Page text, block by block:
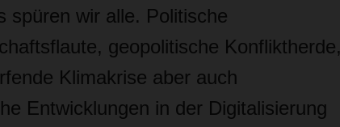
spüren wir alle. Politische
geopolitische Konfliktherde,
Klimakrise aber auch
Entwicklungen in der Digitalisierung